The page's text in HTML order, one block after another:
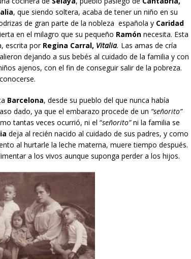
, que siendo soltera, acaba de tener un niño en su
de gran parte de la nobleza española y Caridad
en el milagro que su pequeño Ramón necesita. Esta
escrita por Regina Carral, Vitalia. Las amas de cría
dejando a sus bebés al cuidado de la familia y con
ajenos, con el fin de conseguir salir de la pobreza.
Barcelona, desde su pueblo del que nunca había
dado, ya que el embarazo procede de un “señorito”
tantas veces ocurrió, ni el “señorito”ni la familia se
deja al recién nacido al cuidado de sus padres, y como
al hurtarle la leche materna, muere tiempo después.
a los vivos aunque suponga perder a los hijos.